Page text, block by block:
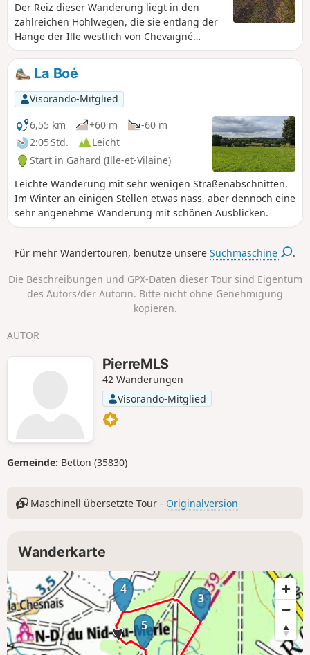
Der Reiz dieser Wanderung liegt in den
zahlreichen Hohlwegen, die sie entlang der
Hänge der Ille westlich von Chevaigné
nimmt. Mal gesäumt von jahrhundertealten
Eichen, genießt man die Ruhe, die Farben
und die Natur. Mal mit einem weiten Blick
über das Tal der Ille, lässt sie uns den Kanal
Ille et Rance unter uns, die Wiesen und
Weiler entdecken. Im Frühling und Herbst
sehr farbenfroh, im Sommer schattig, im
Winter begehbar: ein Spaziergang für jedes
Wetter!
La Boé
Visorando-Mitglied
6,55 km
+60 m
-60 m
2:05 Std.
Leicht
Start in Gahard (Ille-et-Vilaine)
Leichte Wanderung mit sehr wenigen Straßenabschnitten.
Im Winter an einigen Stellen etwas nass, aber dennoch eine
sehr angenehme Wanderung mit schönen Ausblicken.
Für mehr Wandertouren, benutze unsereSuchmaschine .
Die Beschreibungen und GPX-Daten dieser Tour sind Eigentum
des Autors/der Autorin. Bitte nicht ohne Genehmigung
kopieren.
AUTOR
PierreMLS
42 Wanderungen
Visorando-Mitglied
Gemeinde: Betton (35830)
Maschinell übersetzte Tour - Originalversion
Wanderkarte
3
4
5